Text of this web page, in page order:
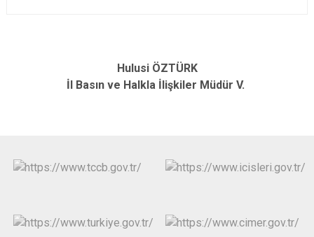
Hulusi ÖZTÜRK
İl Basın ve Halkla İlişkiler Müdür V.